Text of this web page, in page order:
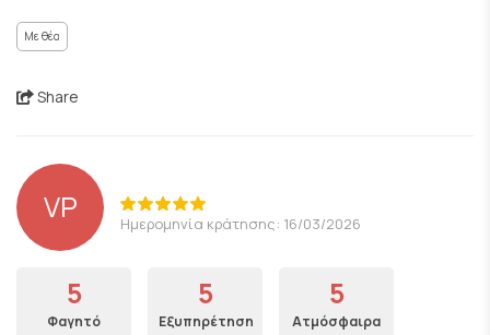
Με θέα
Share
VP Ημερομηνία κράτησης: 16/03/2026
5
Φαγητό
5
Εξυπηρέτηση
5
Ατμόσφαιρα